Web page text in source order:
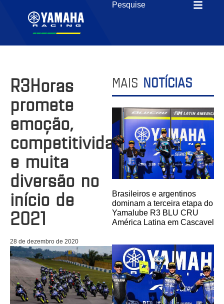
R3Horas
promete
emoção,
competitividade
e muita
diversão no
início de
2021
28 de dezembro de 2020
MAIS NOTÍCIAS
Brasileiros e argentinos
dominam a terceira etapa do
Yamalube R3 BLU CRU
América Latina em Cascavel